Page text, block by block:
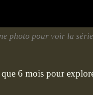
photo pour voir la
6 mois pour